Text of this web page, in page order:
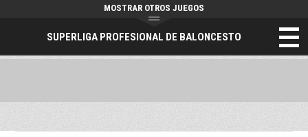
SUPERLIGA PROFESIONAL DE BALONCESTO
MOSTRAR OTROS JUEGOS